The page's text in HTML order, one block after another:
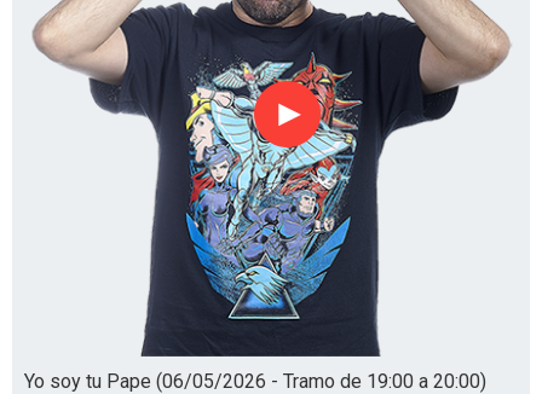
Reproducir
Yo soy tu Pape (06/05/2026 - Tramo de 19:00 a 20:00)